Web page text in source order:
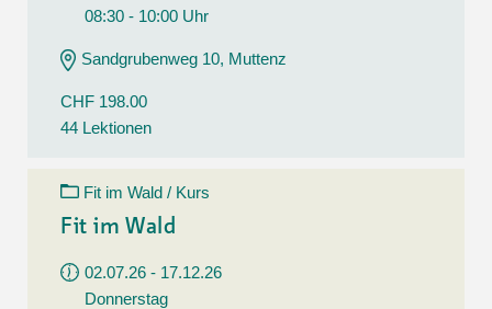
08:30 - 10:00 Uhr
Sandgrubenweg 10, Muttenz
CHF 198.00
44 Lektionen
Fit im Wald / Kurs
Fit im Wald
02.07.26 - 17.12.26
Donnerstag